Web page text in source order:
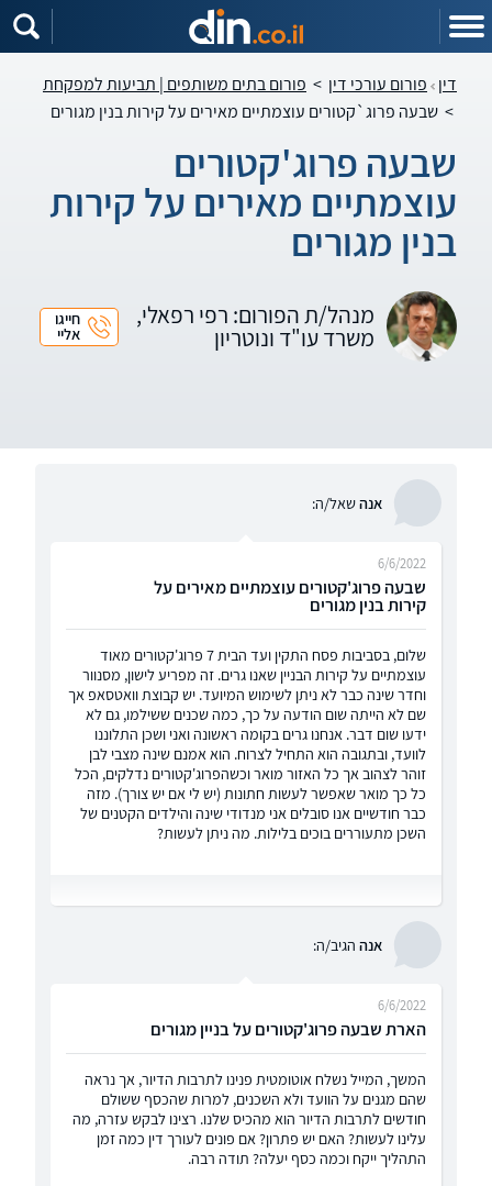
דין פורום עורכי דין > פורום בתים משותפים | תביעות למפקחת
> שבעה פרוג`קטורים עוצמתיים מאירים על קירות בנין מגורים
שבעה פרוג'קטורים
עוצמתיים מאירים על קירות
בנין מגורים
מנהל/ת הפורום: רפי רפאלי,
משרד עו"ד ונוטריון
חייגו
אליי
אנהשאל/ה:
שבעה פרוג'קטורים עוצמתיים מאירים על
קירות בנין מגורים
6/6/2022
שלום, בסביבות פסח התקין ועד הבית 7 פרוג'קטורים מאוד
עוצמתיים על קירות הבניין שאנו גרים. זה מפריע לישון, מסנוור
וחדר שינה כבר לא ניתן לשימוש המיועד. יש קבוצת וואטסאפ אך
שם לא הייתה שום הודעה על כך, כמה שכנים ששילמו, גם לא
ידעו שום דבר. אנחנו גרים בקומה ראשונה ואני ושכן התלוננו
לוועד, ובתגובה הוא התחיל לצרוח. הוא אמנם שינה מצבי לבן
זוהר לצהוב אך כל האזור מואר וכשהפרוג'קטורים נדלקים, הכל
כל כך מואר שאפשר לעשות חתונות (יש לי אם יש צורך). מזה
כבר חודשיים אנו סובלים אני מנדודי שינה והילדים הקטנים של
השכן מתעוררים בוכים בלילות. מה ניתן לעשות?
אנה הגיב/ה:
הארת שבעה פרוג'קטורים על בניין מגורים
6/6/2022
המשך, המייל נשלח אוטומטית פנינו לתרבות הדיור, אך נראה
שהם מגנים על הוועד ולא השכנים, למרות שהכסף ששולם
חודשים לתרבות הדיור הוא מהכיס שלנו. רצינו לבקש עזרה, מה
עלינו לעשות? האם יש פתרון? אם פונים לעורך דין כמה זמן
התהליך ייקח וכמה כסף יעלה? תודה רבה.